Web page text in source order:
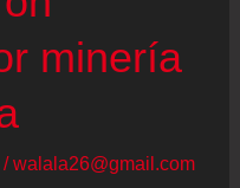
minería
/walala26@gmail.com